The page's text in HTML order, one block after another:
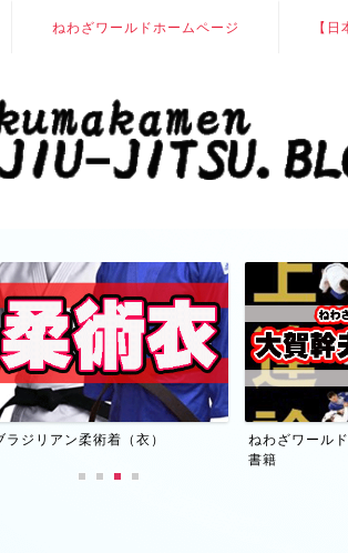
ねわざワールドホームページ
【
ラジリアン柔術着（衣）
ねわざワール
書籍